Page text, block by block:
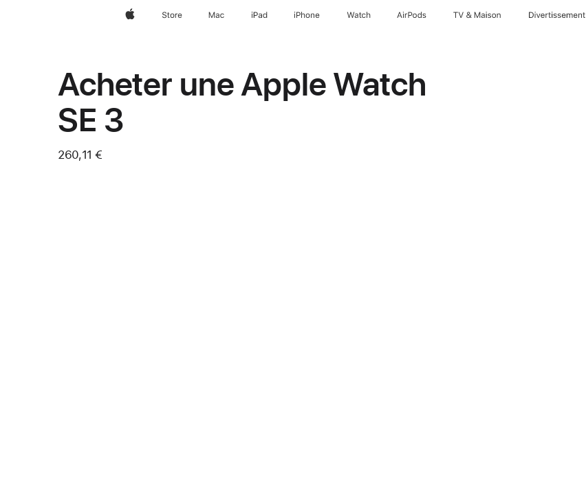
AppleStore Mac iPad iPhone Watch AirPods TV & Maison Divertissements
Acheter une Apple Watch
SE 3
260,11 €